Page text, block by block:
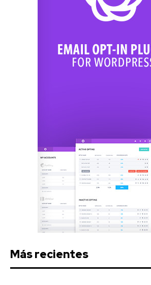
Más recientes